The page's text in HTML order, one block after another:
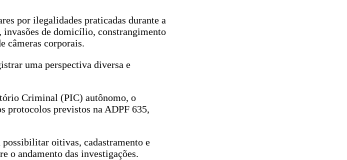
por ilegalidades praticadas durante a
invasões de domicílio, constrangimento
câmeras corporais.
uma perspectiva diversa e
Criminal (PIC) autônomo, o
protocolos previstos na ADPF 635,
possibilitar oitivas, cadastramento e
o andamento das investigações.